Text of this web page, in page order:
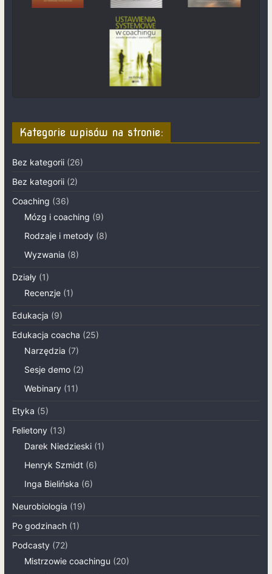
Kategorie wpisów na stronie:
Bez kategorii(26)
Bez kategorii(2)
Coaching (36)
Mózg i coaching (9)
Rodzaje i metody(8)
Wyzwania (8)
Działy(1)
Recenzje(1)
Edukacja (9)
Edukacja coacha (25)
Narzędzia (7)
Sesje demo(2)
Webinary(11)
Etyka (5)
Felietony(13)
Darek Niedzieski(1)
Henryk Szmidt(6)
Inga Bielińska (6)
Neurobiologia (19)
Po godzinach(1)
Podcasty(72)
Mistrzowie coachingu (20)